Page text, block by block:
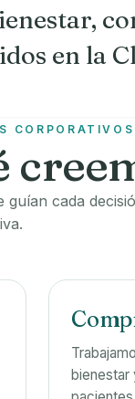
en la
CORPORATIVOS
guían cada
bienestar